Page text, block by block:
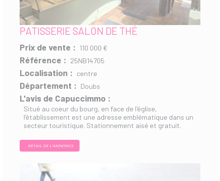
PATISSERIE SALON DE THÉ
Prix de vente : 110 000 €
Référence : 25NB14705
Localisation : centre
Département : Doubs
L'avis de Capuccimmo :
Situé au coeur du bourg, en face de l'église,
l'établissement est une adresse emblématique dans un
secteur touristique. Stationnement aisé et gratuit.
DÉTAIL DE L'ANNONCE